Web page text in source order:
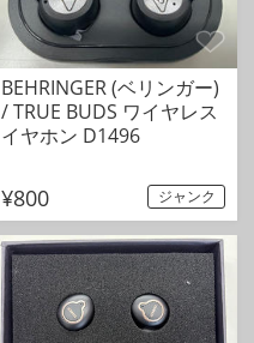
BEHRINGER (ベリンガー)
/ TRUE BUDS ワイヤレス
イヤホン D1496
¥800 ジャンク